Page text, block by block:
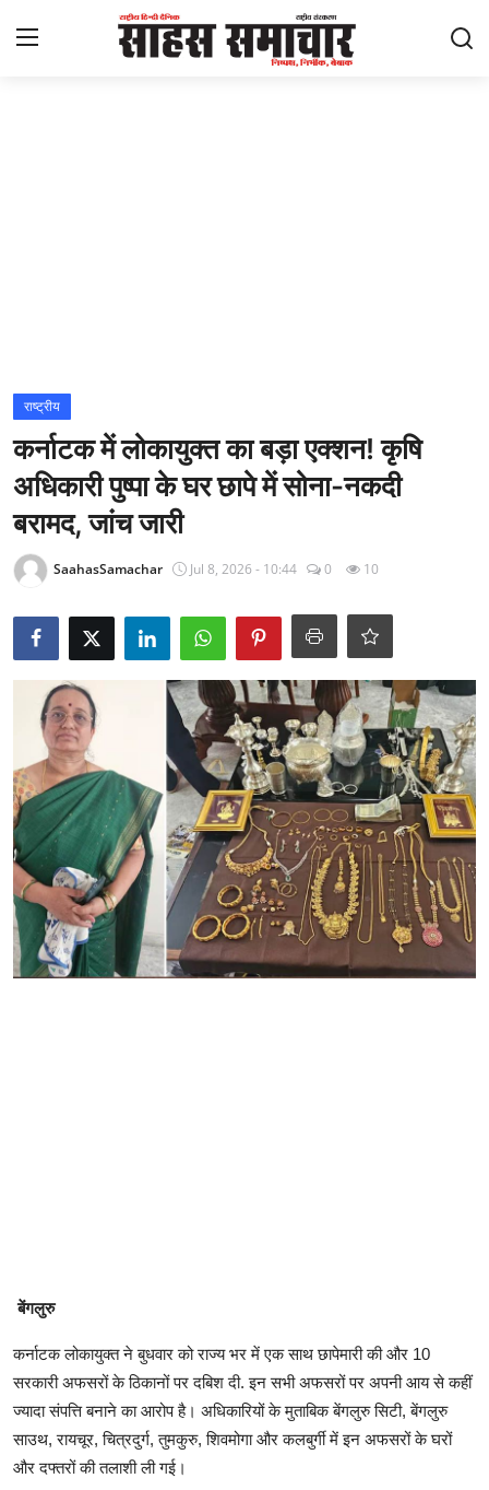
राज्य
अंतराष्ट्रीय
खेल
Epaper
धर्म
लाइफस्टाइल
टेक
राष्ट्रीय
कर्नाटक में लोकायुक्त का बड़ा एक्शन! कृषि
अधिकारी पुष्पा के घर छापे में सोना-नकदी
बरामद, जांच जारी
SaahasSamachar Jul 8, 2026 - 10:44 0 10
बेंगलुरु
कर्नाटक लोकायुक्त ने बुधवार को राज्य भर में एक साथ छापेमारी की और 10
सरकारी अफसरों के ठिकानों पर दबिश दी. इन सभी अफसरों पर अपनी आय से कहीं
ज्यादा संपत्ति बनाने का आरोप है। अधिकारियों के मुताबिक बेंगलुरु सिटी, बेंगलुरु
साउथ, रायचूर, चित्रदुर्ग, तुमकुरु, शिवमोगा और कलबुर्गी में इन अफसरों के घरों
और दफ्तरों की तलाशी ली गई।